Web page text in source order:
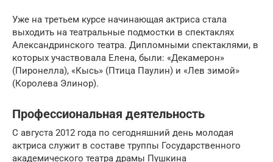
Уже на третьем курсе начинающая актриса стала
выходить на театральные подмостки в спектаклях
Александринского театра. Дипломными спектаклями, в
которых участвовала Елена, были: «Декамерон»
(Пиронелла), «Кысь» (Птица Паулин) и «Лев зимой»
(Королева Элинор).
Профессиональная деятельность
С августа 2012 года по сегодняшний день молодая
актриса служит в составе труппы Государственного
академического театра драмы Пушкина